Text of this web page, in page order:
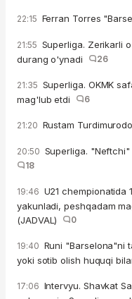
22:15 Ferran Torres
21:55 Superliga. Zerikarli
durang o'ynadi
26
21:35 Superliga. OKMK
mag'lub etdi
6
21:20 Rustam
20:50 Superliga.
18
19:46 U21 chempionatida
yakunladi, peshqadam
(JADVAL)
0
19:40 Runi "Barselona"ni
yoki sotib olish huquqi
17:06 Intervyu. Shavkat